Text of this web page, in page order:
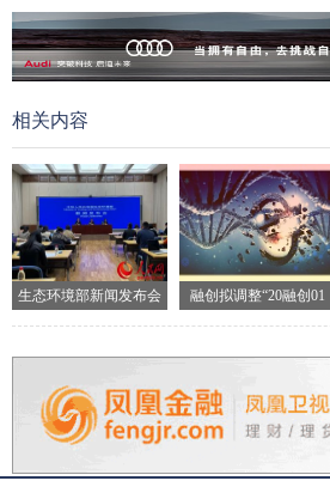
相关内容
生态环境部新闻发布会
现场
融创拟调整“20融创01